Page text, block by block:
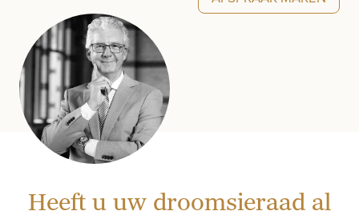
Heeft u uw droomsieraad al